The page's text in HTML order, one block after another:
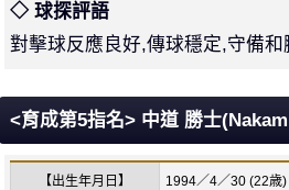
◇ 球探評語
對擊球反應良好,傳球穩定,守備
<育成第5指名> 中道 勝士
【出生年月日】 1994／4／30 (22歳)